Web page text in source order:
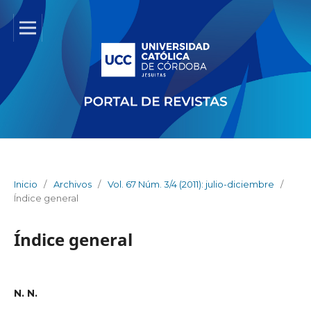
Inicio / Archivos / Vol. 67 Núm. 3/4 (2011): julio-diciembre
/
Índice general
Índice general
N. N.